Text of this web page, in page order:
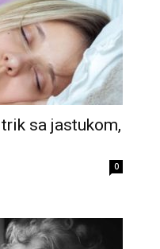
sa jastukom,
0